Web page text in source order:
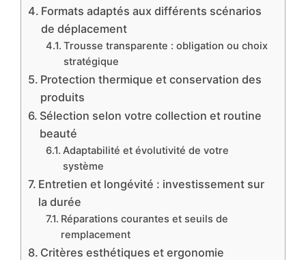
Formats adaptés aux différents scénarios
de déplacement
Trousse transparente : obligation ou choix
stratégique
Protection thermique et conservation des
produits
Sélection selon votre collection et routine
beauté
Adaptabilité et évolutivité de votre
système
Entretien et longévité : investissement sur
la durée
Réparations courantes et seuils de
remplacement
Critères esthétiques et ergonomie